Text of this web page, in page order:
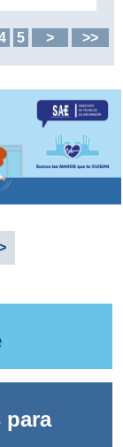
5 > >>
para